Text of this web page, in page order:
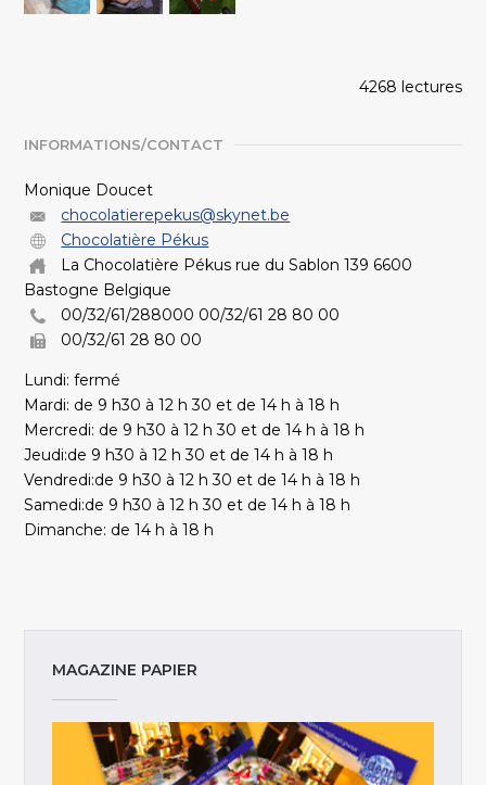
4268 lectures
INFORMATIONS/CONTACT
Monique Doucet
chocolatierepekus@skynet.be
Chocolatière Pékus
La Chocolatière Pékus rue du Sablon 139 6600
Bastogne Belgique
00/32/61/288000 00/32/61 28 80 00
00/32/61 28 80 00
Lundi: fermé
Mardi: de 9 h30 à 12 h 30 et de 14 h à 18 h
Mercredi: de 9 h30 à 12 h 30 et de 14 h à 18 h
Jeudi:de 9 h30 à 12 h 30 et de 14 h à 18 h
Vendredi:de 9 h30 à 12 h 30 et de 14 h à 18 h
Samedi:de 9 h30 à 12 h 30 et de 14 h à 18 h
Dimanche: de 14 h à 18 h
MAGAZINE PAPIER